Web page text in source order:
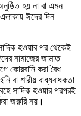
হয় না বা এমন
ঈদের দিন
হওয়ার পর থেকেই
নামাজের জামাত
কোরবানি করা বৈধ
শারীয় বাধ্যবাধকতা
সাদিক হওয়ার পরপরই
জরুরি নয়।